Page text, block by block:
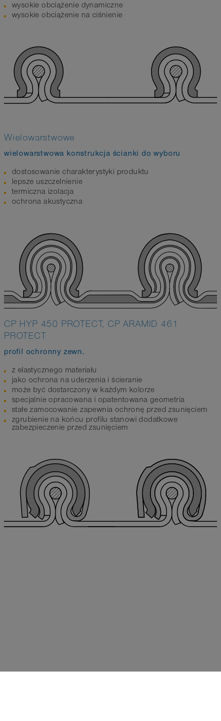
wysokie obciążenie dynamiczne
wysokie obciążenie na ciśnienie
Wielowarstwowe
wielowarstwowa konstrukcja ścianki do wyboru
dostosowanie charakterystyki produktu
lepsze uszczelnienie
termiczna izolacja
ochrona akustyczna
CP HYP 450 PROTECT, CP ARAMID 461
PROTECT
profil ochronny zewn.
z elastycznego materiału
jako ochrona na uderzenia i ścieranie
może być dostarczony w każdym kolorze
specjalnie opracowana i opatentowana geometria
stałe zamocowanie zapewnia ochronę przed zsunięciem
zgrubienie na końcu profilu stanowi dodatkowe
zabezpieczenie przed zsunięciem